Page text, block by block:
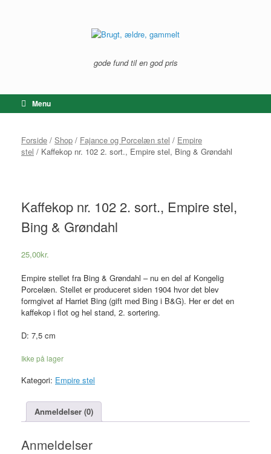
gode fund til en god pris
Menu
Forside / Shop / Fajance og Porcelæn stel / Empire
stel / Kaffekop nr. 102 2. sort., Empire stel, Bing & Grøndahl
Kaffekop nr. 102 2. sort., Empire stel,
Bing & Grøndahl
25,00kr.
Empire stellet fra Bing & Grøndahl – nu en del af Kongelig
Porcelæn. Stellet er produceret siden 1904 hvor det blev
formgivet af Harriet Bing (gift med Bing i B&G). Her er det en
kaffekop i flot og hel stand, 2. sortering.
D: 7,5 cm
Ikke på lager
Kategori: Empire stel
Anmeldelser (0)
Anmeldelser